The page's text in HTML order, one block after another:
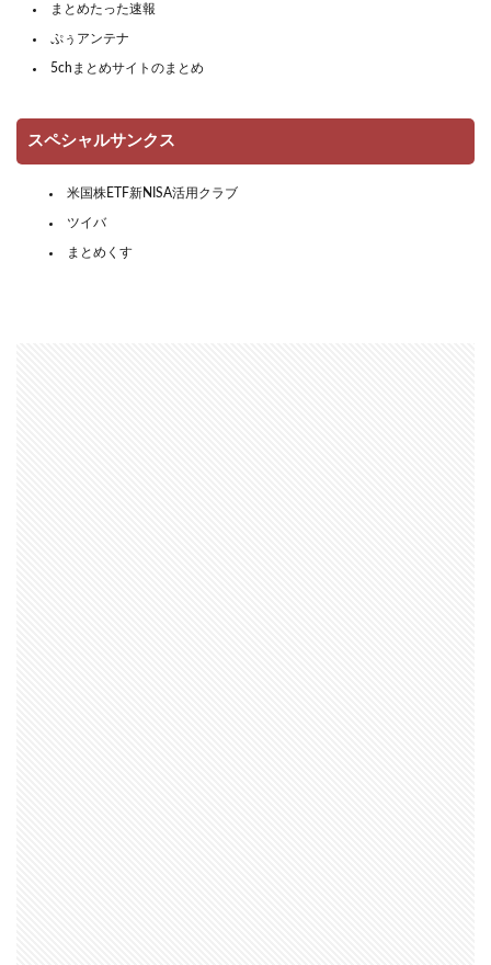
まとめたった速報
ぷぅアンテナ
5chまとめサイトのまとめ
スペシャルサンクス
米国株ETF新NISA活用クラブ
ツイバ
まとめくす